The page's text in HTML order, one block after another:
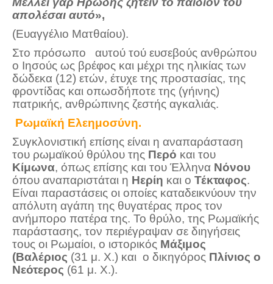
απολέσαι αυτό»,
(Ευαγγέλιο Ματθαίου).
Στο πρόσωπο αυτού τού ευσεβούς ανθρώπου
ο Ιησούς ως βρέφος και μέχρι της ηλικίας των
δώδεκα (12) ετών, έτυχε της προστασίας, της
φροντίδας και οπωσδήποτε της (γήινης)
πατρικής, ανθρώπινης ζεστής αγκαλιάς.
Ρωμαϊκή Ελεημοσύνη.
Συγκλονιστική επίσης είναι η αναπαράσταση
του ρωμαϊκού θρύλου της Περό και του
Κίμωνα, όπως επίσης και του Έλληνα Νόνου
όπου αναπαριστάται η Ηερίη και ο Τέκταφος.
Είναι παραστάσεις οι οποίες καταδεικνύουν την
απόλυτη αγάπη της θυγατέρας προς τον
ανήμπορο πατέρα της. Το θρύλο, της Ρωμαϊκής
παράστασης, τον περιέγραψαν σε διηγήσεις
τους οι Ρωμαίοι, ο ιστορικός Μάξιμος
(Βαλέριος (31 μ. Χ.) και ο δικηγόρος Πλίνιος ο
Νεότερος (61 μ. Χ.).